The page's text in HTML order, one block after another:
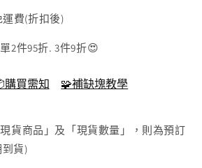
運費(折扣後)
2件95折. 3件9折😍
購買需知 🧩補缺塊教學
貨商品」及「現貨數量」，則為預訂
貨)